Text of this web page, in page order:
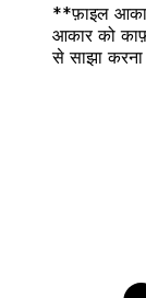
**फ़ाइल
आकार को
से साझा